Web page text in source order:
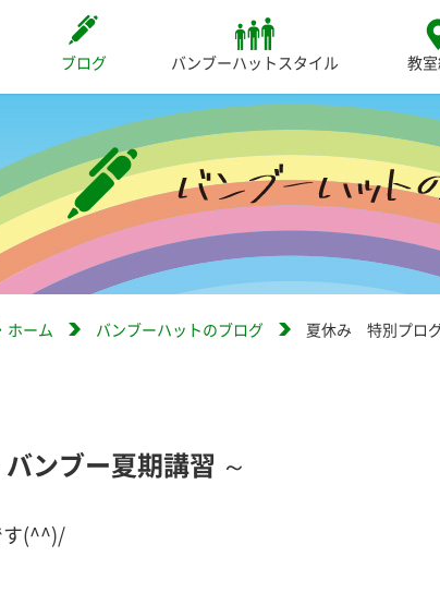
ブログ バンブーハットスタイル 教
ホーム バンブーハットのブログ 夏休み 特別プロ
ンブー夏期講習 ～
す(^^)/